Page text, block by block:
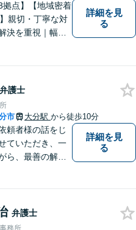
拠点】【地域密着
親切・丁寧な対
決を重視｜幅広
にも拠点】
詳細を見
る
弁護士
市 大分駅 から徒歩10分
頼者様の話をじ
ていただき、一
ら、最善の解決
詳細を見
る
弁護士
務所